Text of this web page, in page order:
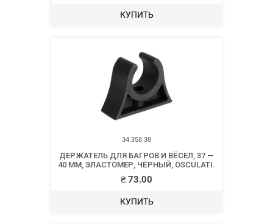
КУПИТЬ
34.358.38
ДЕРЖАТЕЛЬ ДЛЯ БАГРОВ И ВЁСЕЛ, 37 —
40 ММ, ЭЛАСТОМЕР, ЧЁРНЫЙ, OSCULATI.
₴73.00
КУПИТЬ